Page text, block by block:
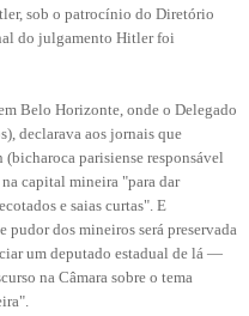
sob o patrocínio do Diretório
do julgamento Hitler foi
Belo Horizonte, onde o Delegado
declarava aos jornais que
parisiense responsável
capital mineira "para dar
e saias curtas". E
dos mineiros será preservada
um deputado estadual de lá —
na Câmara sobre o tema